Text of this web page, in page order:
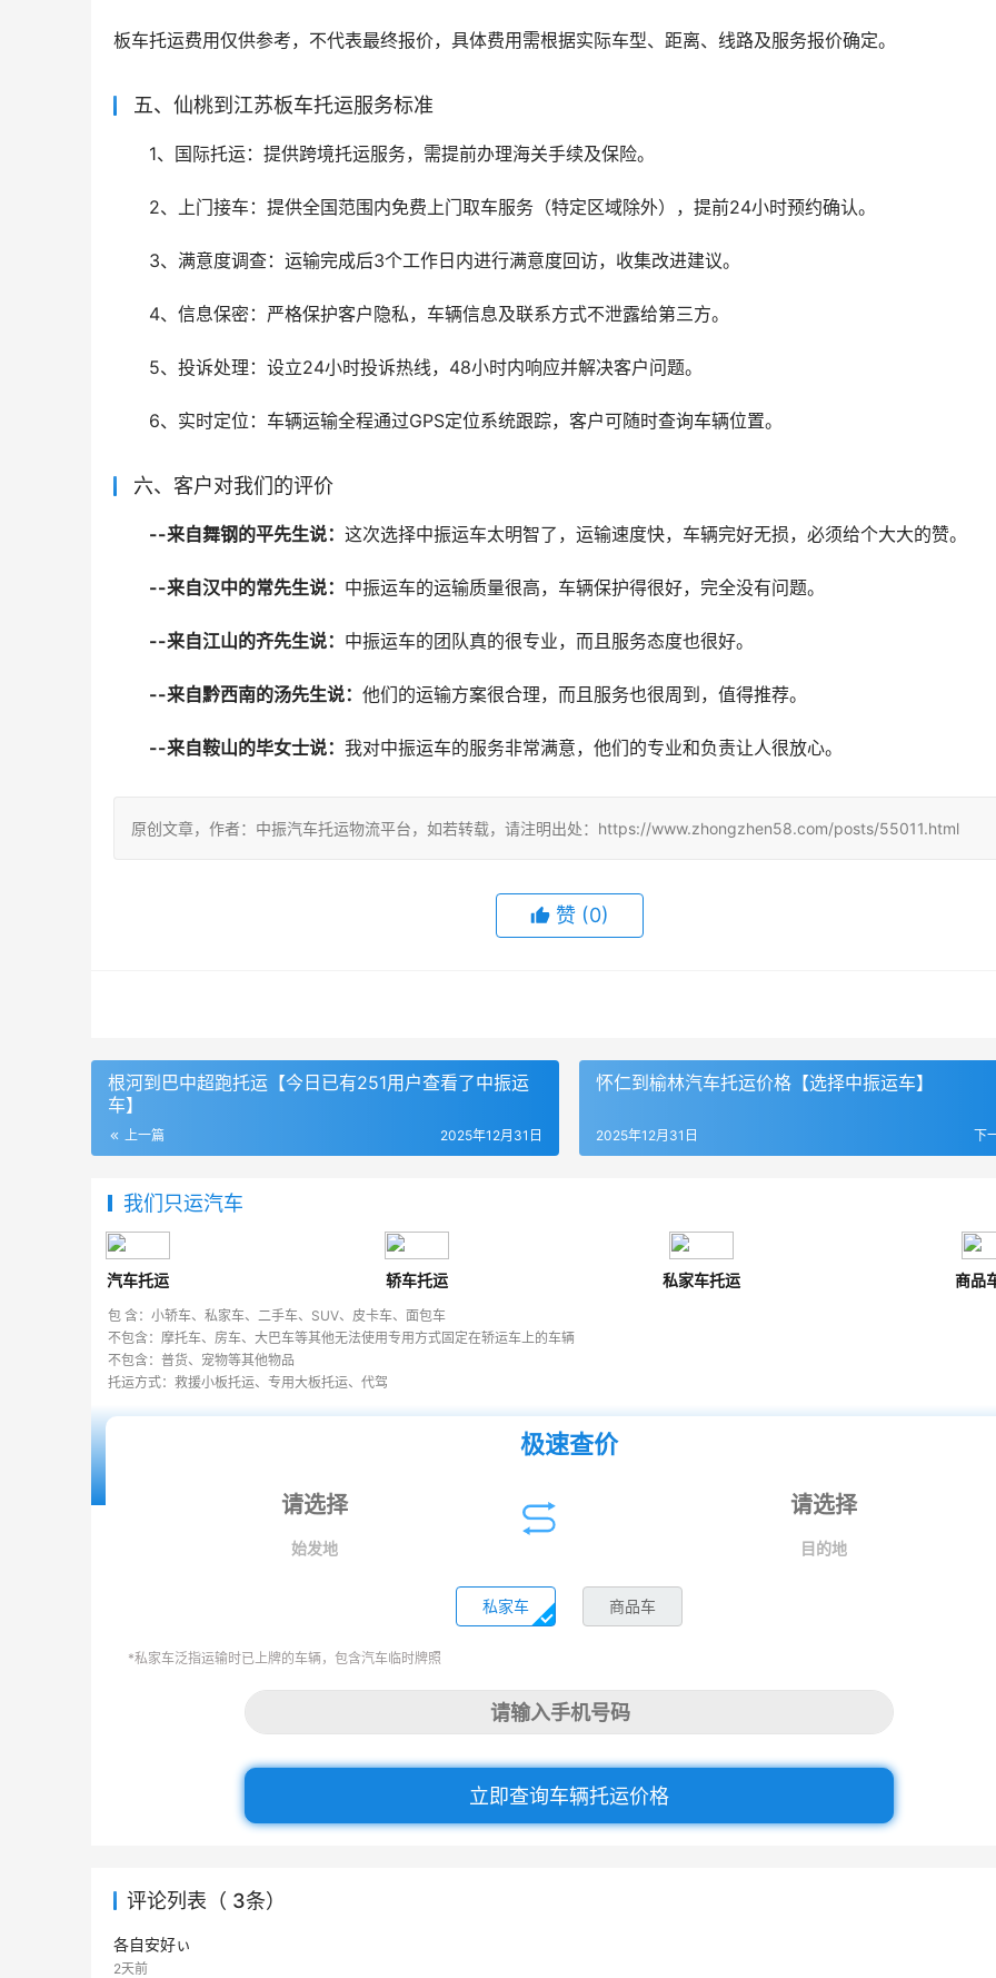
板车托运费用仅供参考，不代表最终报价，具体费用需根据实际车型、距离、线路及服务报价确定。
五、仙桃到江苏板车托运服务标准
1、国际托运：提供跨境托运服务，需提前办理海关手续及保险。
2、上门接车：提供全国范围内免费上门取车服务（特定区域除外），提前24小时预约确认。
3、满意度调查：运输完成后3个工作日内进行满意度回访，收集改进建议。
4、信息保密：严格保护客户隐私，车辆信息及联系方式不泄露给第三方。
5、投诉处理：设立24小时投诉热线，48小时内响应并解决客户问题。
6、实时定位：车辆运输全程通过GPS定位系统跟踪，客户可随时查询车辆位置。
六、客户对我们的评价
--来自舞钢的平先生说： 这次选择中振运车太明智了，运输速度快，车辆完好无损，必须给个大大的赞。
--来自汉中的常先生说： 中振运车的运输质量很高，车辆保护得很好，完全没有问题。
--来自江山的齐先生说： 中振运车的团队真的很专业，而且服务态度也很好。
--来自黔西南的汤先生说： 他们的运输方案很合理，而且服务也很周到，值得推荐。
--来自鞍山的毕女士说： 我对中振运车的服务非常满意，他们的专业和负责让人很放心。
原创文章，作者：中振汽车托运物流平台，如若转载，请注明出处：https://www.zhongzhen58.com/posts/55011.html
赞 (0)
根河到巴中超跑托运【今日已有251用户查看了中振运
车】
上一篇 2025年12月31日
怀仁到榆林汽车托运价格【选择中振运车】
下
2025年12月31日
我们只运汽车
汽车托运 轿车托运 私家车托运 商品
包 含：小轿车、私家车、二手车、SUV、皮卡车、面包车
不包含：摩托车、房车、大巴车等其他无法使用专用方式固定在轿运车上的车辆
不包含：普货、宠物等其他物品
托运方式：救援小板托运、专用大板托运、代驾
极速查价
始发地 目的地
私家车 商品车
*私家车泛指运输时已上牌的车辆，包含汽车临时牌照
立即查询车辆托运价格
评论列表（ 3条）
各自安好ぃ
2天前